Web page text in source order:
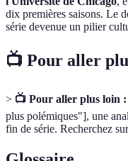
dix premières saisons. Le
série devenue un pilier
📺 Pour aller
> 📺 Pour aller plus loin :
plus polémiques"], une
fin de série. Recherchez